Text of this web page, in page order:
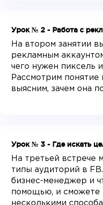
Урок № 2 - Работа с
На втором занятии
рекламным
чего нужен пиксель
Рассмотрим понятие
выясним, зачем она
Урок № 3 - Где искать
На третьей встрече
типы аудиторий в
бизнес-менеджер и
помощью, и сможете
несколькими